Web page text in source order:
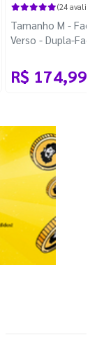
(24
Tamanho M -
Verso - Dupla-
R$ 174,99